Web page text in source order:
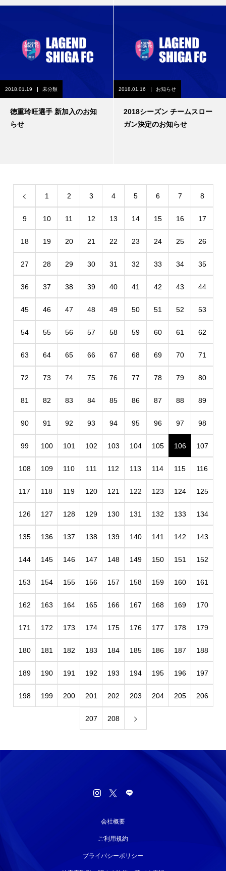
2018.01.19 未分類
徳重玲旺選手 新加入のお知
らせ
2018.01.16 お知らせ
2018シーズン チームスロー
ガン決定のお知らせ
1 2 3 4 5 6 7 8
9 10 11 12 13 14 15 16 17
18 19 20 21 22 23 24 25 26
27 28 29 30 31 32 33 34 35
36 37 38 39 40 41 42 43 44
45 46 47 48 49 50 51 52 53
54 55 56 57 58 59 60 61 62
63 64 65 66 67 68 69 70 71
72 73 74 75 76 77 78 79 80
81 82 83 84 85 86 87 88 89
90 91 92 93 94 95 96 97 98
99 100 101 102 103 104 105 106 107
108 109 110 111 112 113 114 115 116
117 118 119 120 121 122 123 124 125
126 127 128 129 130 131 132 133 134
135 136 137 138 139 140 141 142 143
144 145 146 147 148 149 150 151 152
153 154 155 156 157 158 159 160 161
162 163 164 165 166 167 168 169 170
171 172 173 174 175 176 177 178 179
180 181 182 183 184 185 186 187 188
189 190 191 192 193 194 195 196 197
198 199 200 201 202 203 204 205 206
207 208
会社概要
ご利用規約
プライバシーポリシー